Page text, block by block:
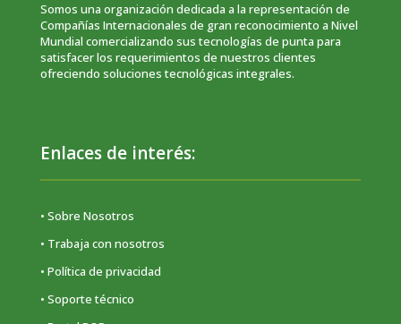
Somos una organización dedicada a la representación de
Compañías Internacionales de gran reconocimiento a Nivel
Mundial comercializando sus tecnologías de punta para
satisfacer los requerimientos de nuestros clientes
ofreciendo soluciones tecnológicas integrales.
Enlaces de interés:
• Sobre Nosotros
• Trabaja con nosotros
• Política de privacidad
• Soporte técnico